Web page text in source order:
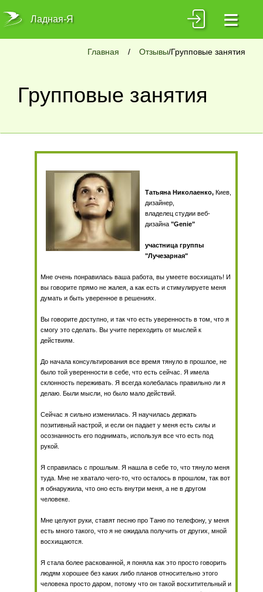
Ладная-Я ≡
Главная / Отзывы/Групповые занятия
Групповые занятия
Татьяна Николаенко, Киев,
дизайнер,
владелец студии веб-
дизайна"Genie"
участница группы
"Лучезарная"
Мне очень понравилась ваша работа, вы умеете восхищать! И
вы говорите прямо не жалея, а как есть и стимулируете меня
думать и быть уверенное в решениях.
Вы говорите доступно, и так что есть уверенность в том, что я
смогу это сделать. Вы учите переходить от мыслей к
действиям.
До начала консультирования все время тянуло в прошлое, не
было той уверенности в себе, что есть сейчас. Я имела
склонность переживать. Я всегда колебалась правильно ли я
делаю. Были мысли, но было мало действий.
Сейчас я сильно изменилась. Я научилась держать
позитивный настрой, и если он падает у меня есть силы и
осознанность его поднимать, используя все что есть под
рукой.
Я справилась с прошлым. Я нашла в себе то, что тянуло меня
туда. Мне не хватало чего-то, что осталось в прошлом, так вот
я обнаружила, что оно есть внутри меня, а не в другом
человеке.
Мне целуют руки, ставят песню про Таню по телефону, у меня
есть много такого, что я не ожидала получить от других, мной
восхищаются.
Я стала более раскованной, я поняла как это просто говорить
людям хорошее без каких либо планов относительно этого
человека просто даром, потому что он такой восхитительный и